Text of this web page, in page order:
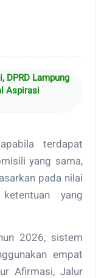
DPRD Lampung
Aspirasi
terdapat
yang sama,
pada nilai
yang
2026, sistem
empat
Afirmasi, Jalur